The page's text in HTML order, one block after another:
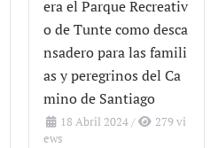
era el Parque Recreativ
o de Tunte como desca
nsadero para las famili
as y peregrinos del Ca
mino de Santiago
18 Abril 2024/
279 vi
ews